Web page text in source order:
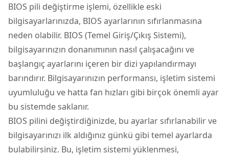
BIOS pili değiştirme işlemi, özellikle eski
bilgisayarlarınızda, BIOS ayarlarının sıfırlanmasına
neden olabilir. BIOS (Temel Giriş/Çıkış Sistemi),
bilgisayarınızın donanımının nasıl çalışacağını ve
başlangıç ayarlarını içeren bir dizi yapılandırmayı
barındırır. Bilgisayarınızın performansı, işletim sistemi
uyumluluğu ve hatta fan hızları gibi birçok önemli ayar
bu sistemde saklanır.
BIOS pilini değiştirdiğinizde, bu ayarlar sıfırlanabilir ve
bilgisayarınızı ilk aldığınız günkü gibi temel ayarlarda
bulabilirsiniz. Bu, işletim sistemi yüklenmesi,